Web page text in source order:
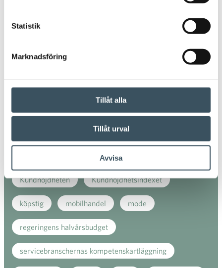
Statistik
Marknadsföring
Tillåt alla
Tillåt urval
Avvisa
flitfällor
hyreskostnader
kollektivavtal
Kundnöjdheten Kundnöjdhetsindexet
köpstig mobilhandel mode
regeringens halvårsbudget
servicebranschernas kompetenskartläggning